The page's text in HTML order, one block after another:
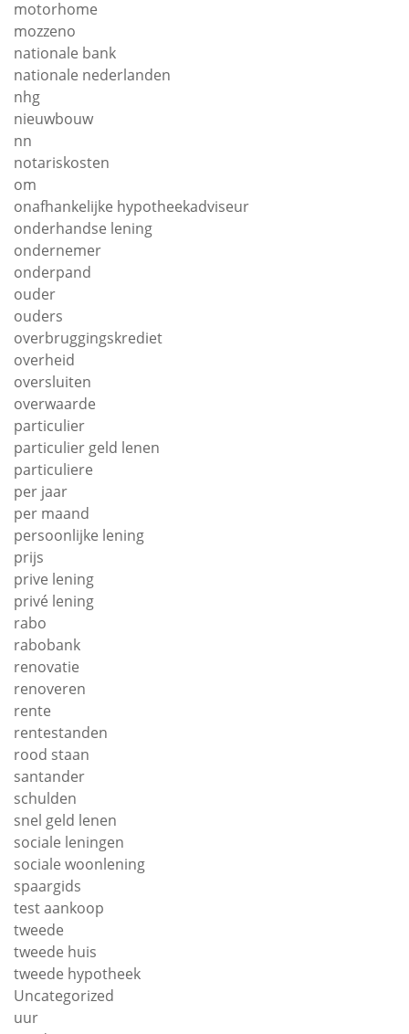
motorhome
mozzeno
nationale bank
nationale nederlanden
nhg
nieuwbouw
nn
notariskosten
om
onafhankelijke hypotheekadviseur
onderhandse lening
ondernemer
onderpand
ouder
ouders
overbruggingskrediet
overheid
oversluiten
overwaarde
particulier
particulier geld lenen
particuliere
per jaar
per maand
persoonlijke lening
prijs
prive lening
privé lening
rabo
rabobank
renovatie
renoveren
rente
rentestanden
rood staan
santander
schulden
snel geld lenen
sociale leningen
sociale woonlening
spaargids
test aankoop
tweede
tweede huis
tweede hypotheek
Uncategorized
uur